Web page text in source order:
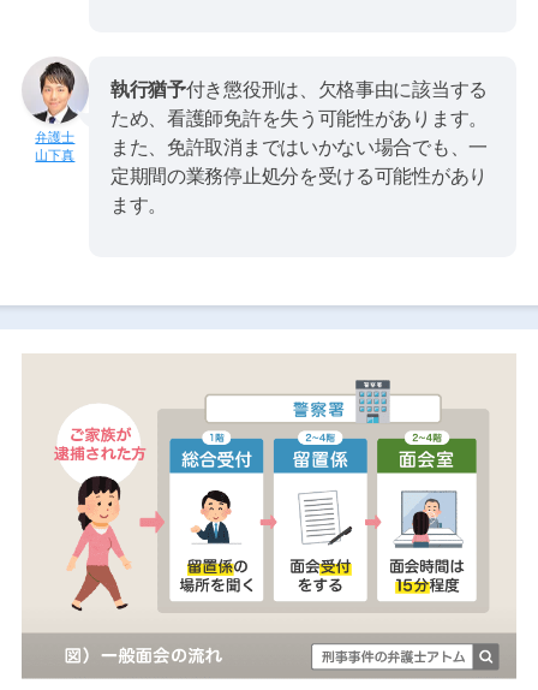
山下真
執行猶予付き懲役刑は、欠格事由に該当する
ため、看護師免許を失う可能性があります。
また、免許取消まではいかない場合でも、一
定期間の業務停止処分を受ける可能性があり
ます。